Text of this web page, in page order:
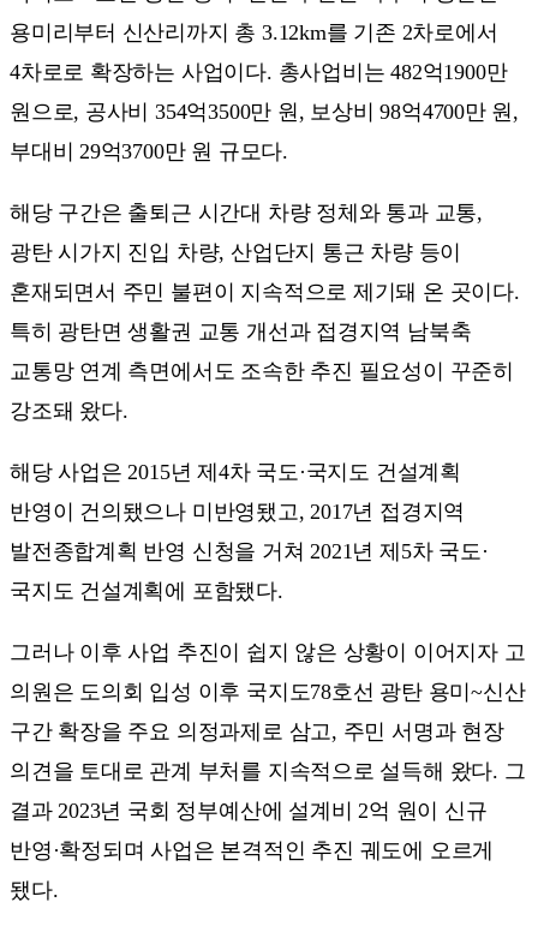
용미리부터 신산리까지 총 3.12km를 기존 2차로에서
4차로로 확장하는 사업이다. 총사업비는 482억1900만
원으로, 공사비 354억3500만 원, 보상비 98억4700만 원,
부대비 29억3700만 원 규모다.
해당 구간은 출퇴근 시간대 차량 정체와 통과 교통,
광탄 시가지 진입 차량, 산업단지 통근 차량 등이
혼재되면서 주민 불편이 지속적으로 제기돼 온 곳이다.
특히 광탄면 생활권 교통 개선과 접경지역 남북축
교통망 연계 측면에서도 조속한 추진 필요성이 꾸준히
강조돼 왔다.
해당 사업은 2015년 제4차 국도·국지도 건설계획
반영이 건의됐으나 미반영됐고, 2017년 접경지역
발전종합계획 반영 신청을 거쳐 2021년 제5차 국도·
국지도 건설계획에 포함됐다.
그러나 이후 사업 추진이 쉽지 않은 상황이 이어지자 고
의원은 도의회 입성 이후 국지도78호선 광탄 용미~신산
구간 확장을 주요 의정과제로 삼고, 주민 서명과 현장
의견을 토대로 관계 부처를 지속적으로 설득해 왔다. 그
결과 2023년 국회 정부예산에 설계비 2억 원이 신규
반영·확정되며 사업은 본격적인 추진 궤도에 오르게
됐다.